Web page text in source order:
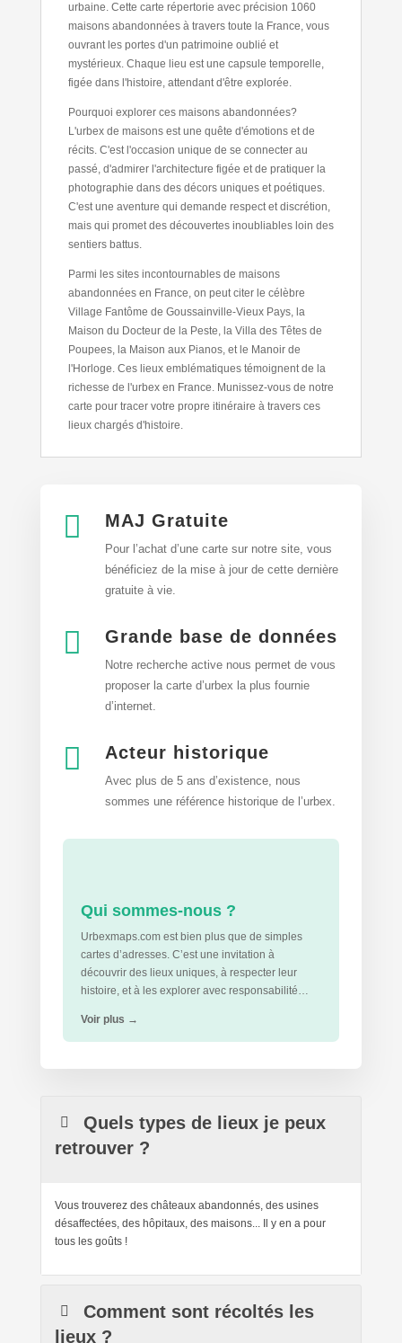
urbaine. Cette carte répertorie avec précision 1060
maisons abandonnées à travers toute la France, vous
ouvrant les portes d'un patrimoine oublié et
mystérieux. Chaque lieu est une capsule temporelle,
figée dans l'histoire, attendant d'être explorée.
Pourquoi explorer ces maisons abandonnées?
L'urbex de maisons est une quête d'émotions et de
récits. C'est l'occasion unique de se connecter au
passé, d'admirer l'architecture figée et de pratiquer la
photographie dans des décors uniques et poétiques.
C'est une aventure qui demande respect et discrétion,
mais qui promet des découvertes inoubliables loin des
sentiers battus.
Parmi les sites incontournables de maisons
abandonnées en France, on peut citer le célèbre
Village Fantôme de Goussainville-Vieux Pays, la
Maison du Docteur de la Peste, la Villa des Têtes de
Poupees, la Maison aux Pianos, et le Manoir de
l'Horloge. Ces lieux emblématiques témoignent de la
richesse de l'urbex en France. Munissez-vous de notre
carte pour tracer votre propre itinéraire à travers ces
lieux chargés d'histoire.
 MAJ Gratuite
Pour l’achat d’une carte sur notre site, vous
bénéficiez de la mise à jour de cette dernière
gratuite à vie.
 Grande base de données
Notre recherche active nous permet de vous
proposer la carte d’urbex la plus fournie
d’internet.
 Acteur historique
Avec plus de 5 ans d’existence, nous
sommes une référence historique de l’urbex.
Qui sommes-nous ?
Urbexmaps.com est bien plus que de simples
cartes d’adresses. C’est une invitation à
découvrir des lieux uniques, à respecter leur
histoire, et à les explorer avec responsabilité…
Voir plus →
Quels types de lieux je peux
retrouver ?
Vous trouverez des châteaux abandonnés, des usines
désaffectées, des hôpitaux, des maisons... Il y en a pour
tous les goûts !
Comment sont récoltés les
lieux ?